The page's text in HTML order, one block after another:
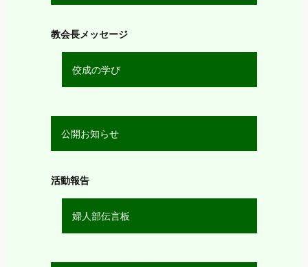
教会長メッセージ
佼成の学び
公開お知らせ
活動報告
婦人部伝言板